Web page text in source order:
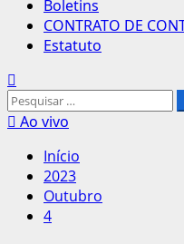
Menu
principal
Boletins
CONTRATO DE
Estatuto
Pesquisar
por:Ao vivo
Início
2023
Outubro
4